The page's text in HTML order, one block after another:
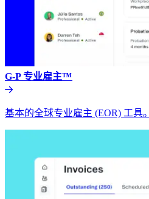
G-P 专业雇主™​​
基本的全球专业雇主 (EOR) 工具。​​